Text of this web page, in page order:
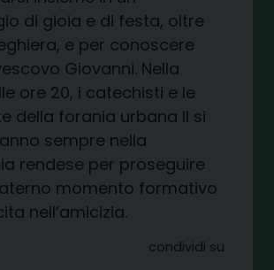
di gioia e di festa, oltre
e per conoscere
Giovanni. Nella
ore 20, i catechisti e le
della forania urbana II si
sempre nella
rendese per proseguire
momento formativo
nell’amicizia.
condividi su